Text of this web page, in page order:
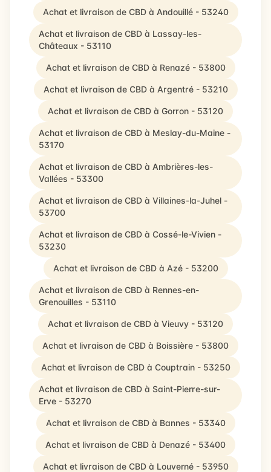
Achat et livraison de CBD à Andouillé - 53240
Achat et livraison de CBD à Lassay-les-
Châteaux - 53110
Achat et livraison de CBD à Renazé - 53800
Achat et livraison de CBD à Argentré - 53210
Achat et livraison de CBD à Gorron - 53120
Achat et livraison de CBD à Meslay-du-Maine -
53170
Achat et livraison de CBD à Ambrières-les-
Vallées - 53300
Achat et livraison de CBD à Villaines-la-Juhel -
53700
Achat et livraison de CBD à Cossé-le-Vivien -
53230
Achat et livraison de CBD à Azé - 53200
Achat et livraison de CBD à Rennes-en-
Grenouilles - 53110
Achat et livraison de CBD à Vieuvy - 53120
Achat et livraison de CBD à Boissière - 53800
Achat et livraison de CBD à Couptrain - 53250
Achat et livraison de CBD à Saint-Pierre-sur-
Erve - 53270
Achat et livraison de CBD à Bannes - 53340
Achat et livraison de CBD à Denazé - 53400
Achat et livraison de CBD à Louverné - 53950